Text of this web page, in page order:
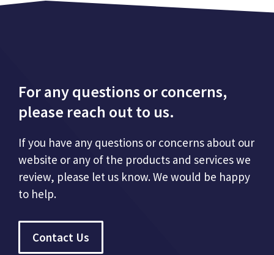
For any questions or concerns,
please reach out to us.
If you have any questions or concerns about our
website or any of the products and services we
review, please let us know. We would be happy
to help.
Contact Us